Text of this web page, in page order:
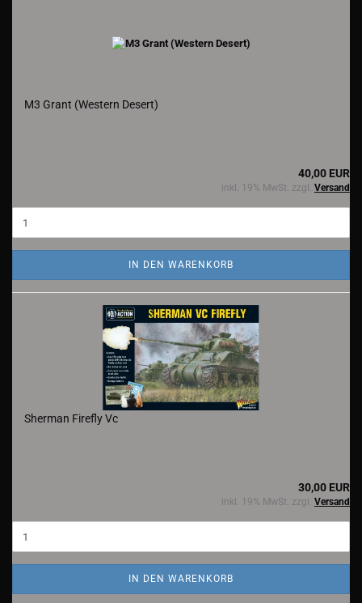
M3 Grant (Western Desert)
40,00 EUR
inkl. 19% MwSt. zzgl. Versand
IN DEN WARENKORB
Sherman Firefly Vc
30,00 EUR
inkl. 19% MwSt. zzgl. Versand
IN DEN WARENKORB